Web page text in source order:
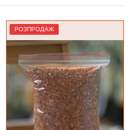
РОЗПРОДАЖ